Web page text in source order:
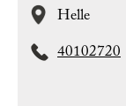
Helle
40102720